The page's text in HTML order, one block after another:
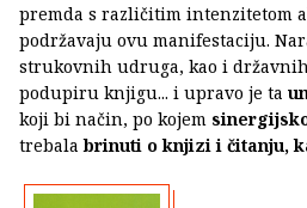
premda s različitim intenzitetom
podržavaju ovu manifestaciju.
strukovnih udruga, kao i
podupiru knjigu... i upravo je ta
koji bi način, po kojem
trebalabrinuti o knjizi i čitanju,